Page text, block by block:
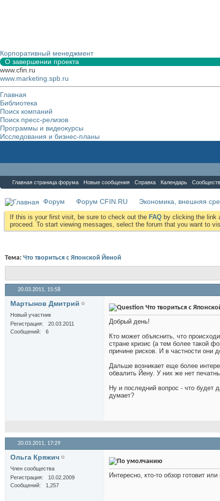
Корпоративный менеджмент
О завершении проекта
www.cfin.ru
www.marketing.spb.ru
Главная
Библиотека
Поиск компаний
Поиск пресс-релизов
Программы и видеокурсы
Исследования и бизнес-планы
Главная страница форума Новые сообщения Справка Календарь
Форум Форум CFIN.RU Экономика, внешняя
If this is your first visit, be sure to check out the FAQ by clicking the link
proceed. To start viewing messages, select the forum that you want to
Тема: Что твориться с Японской Йеной
20.03.2011, 15:58
Мартынов Дмитрий
Новый участник
Регистрация
20.03.2011
Сообщений
6
Что твориться с
Добрый день!
Кто может объяснить, что
стране кризис (а тем более такой
причине рисков. И в частности они
Дальше возникает еще более
обвалить Йену. У них же нет
Ну и последний вопрос - что будет
думает?
20.03.2011, 17:29
Ольга Кряжич
Член сообщества
Регистрация
10.02.2009
Сообщений
1,257
Интересно, кто-то обзор готовит